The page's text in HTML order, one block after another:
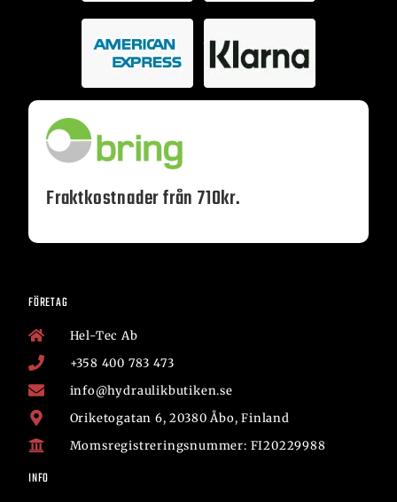
Fraktkostnader från 710kr.
FÖRETAG
Hel-Tec Ab
+358 400 783 473
info@hydraulikbutiken.se
Oriketogatan 6, 20380 Åbo, Finland
Momsregistreringsnummer: FI20229988
INFO